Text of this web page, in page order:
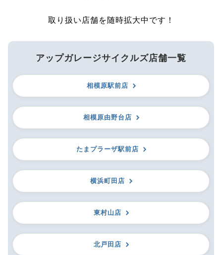
取り扱い店舗を随時拡大中です！
アップガレージサイクルズ店舗一覧
相模原駅前店
相模原由野台店
たまプラーザ駅前店
横浜町田店
東村山店
北戸田店